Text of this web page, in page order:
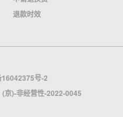
退款时效
16042375号-2
京)-非经营性-2022-0045